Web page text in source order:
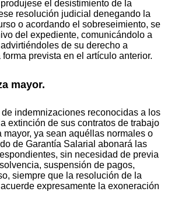
el desistimiento de la
resolución judicial denegando la
o acordando el sobreseimiento, se
del expediente, comunicándolo a
de su derecho a
prevista en el artículo anterior.
mayor.
indemnizaciones reconocidas a los
extinción de sus contratos de trabajo
mayor, ya sean aquéllas normales o
de Garantía Salarial abonará las
sin necesidad de previa
suspensión de pagos,
siempre que la resolución de la
expresamente la exoneración